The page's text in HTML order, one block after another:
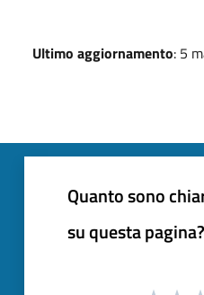
Ultimo aggiornamento: 5
Quanto sono
su questa pagina?